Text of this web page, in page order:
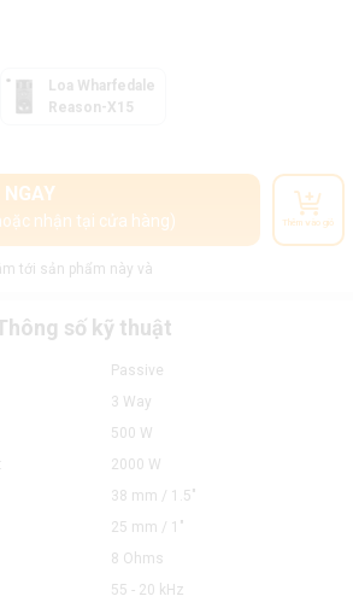
Loa Wharfedale
Reason-X15
nhận tại cửa hàng) Thêm vào giỏ
tới sản phẩm này và
số kỹ thuật
Passive
3 Way
500 W
2000 W
38 mm / 1.5"
25 mm / 1"
8 Ohms
55 - 20 kHz